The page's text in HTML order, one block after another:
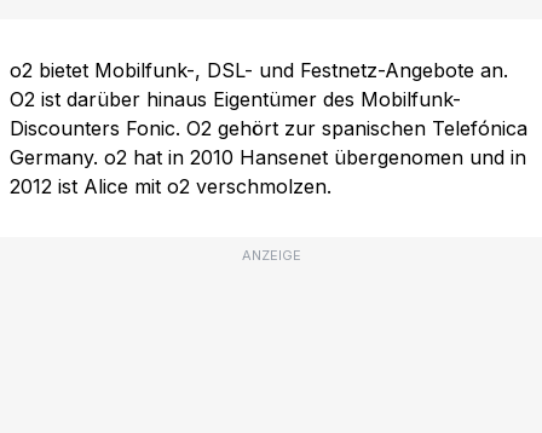
o2 bietet Mobilfunk-, DSL- und Festnetz-Angebote an.
O2 ist darüber hinaus Eigentümer des Mobilfunk-
Discounters Fonic. O2 gehört zur spanischen Telefónica
Germany. o2 hat in 2010 Hansenet übergenomen und in
2012 ist Alice mit o2 verschmolzen.
ANZEIGE